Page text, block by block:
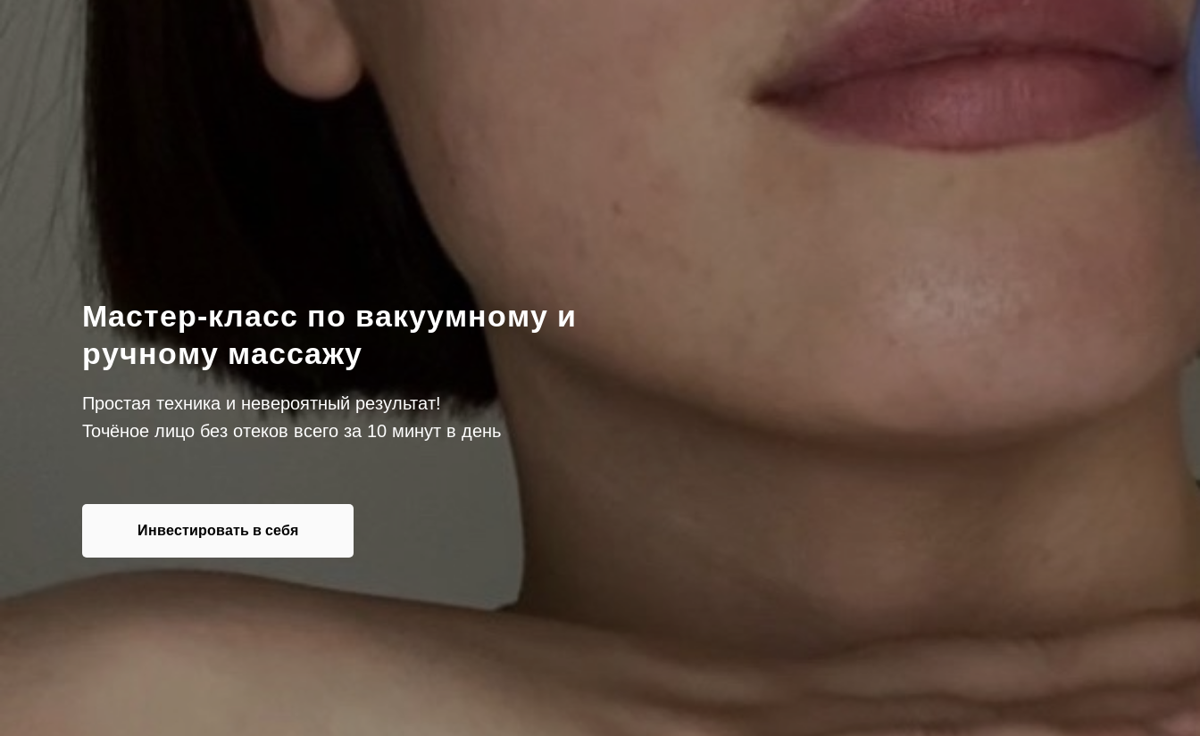
Мастер-класс по вакуумному и
ручному массажу
Простая техника и невероятный результат!
Точёное лицо без отеков всего за 10 минут в день
Инвестировать в себя